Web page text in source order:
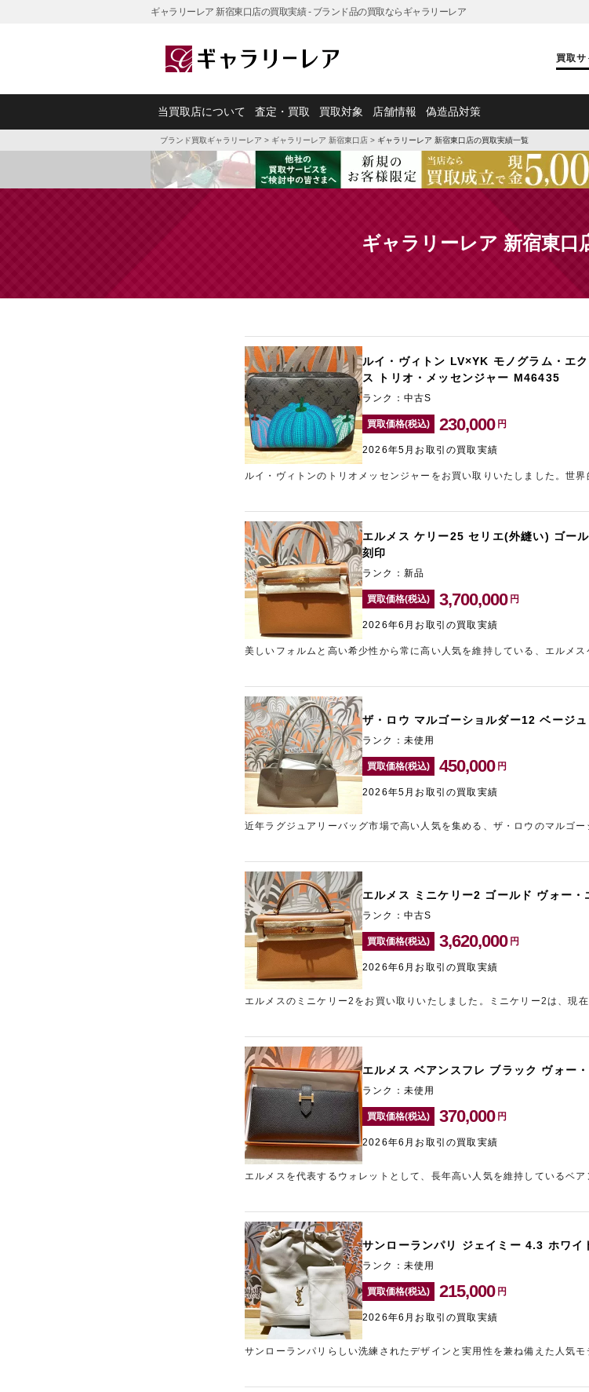
ギャラリーレア 新宿東口店の買取実績 - ブランド品の買取ならギャラリーレア
買取サ
当買取店について 査定・買取 買取対象 店舗情報 偽造品対策
ブランド買取ギャラリーレア > ギャラリーレア 新宿東口店 > ギャラリーレア 新宿東口店の買取実績一覧
ギャラリーレア 新宿東口
ルイ・ヴィトン LV×YK モノグラム・エ
ス トリオ・メッセンジャー M46435
ランク：中古S
買取価格(税込) 230,000 円
2026年5月お取引の買取実績
ルイ・ヴィトンのトリオメッセンジャーをお買い取りいたしました。世
ンコレクションとして展開された人気モデルです。通常モデルにはない
デルは生産数が限られているため希少性が高いため、高価買取させてい
方は、ぜひ新宿東口にあるブランド買取店「ギャラリーレア新宿東口店」
エルメス ケリー25 セリエ(外縫い) ゴー
刻印
ランク：新品
買取価格(税込) 3,700,000 円
2026年6月お取引の買取実績
美しいフォルムと高い希少性から常に高い人気を維持している、エルメ
様のエプソン素材は型崩れしにくく、シャープなシルエットを長期間維
25は流通数が少なく、国内外問わず需要が非常に高いため、高い査定額
ケリーがございましたら、新宿東口のブランド買取店「ギャラリーレア新
ザ・ロウ マルゴーショルダー12 ベージ
ランク：未使用
買取価格(税込) 450,000 円
2026年5月お取引の買取実績
近年ラグジュアリーバッグ市場で高い人気を集める、ザ・ロウのマルゴ
プルながら上質なレザーと洗練されたデザインが評価されており、国内
いため、しっかりとした金額を提示させていただきました。どれくらい
で、ブランド品の売却は新宿東口のブランド買取店「ギャラリーレア新
エルメス ミニケリー2 ゴールド ヴォー
ランク：中古S
買取価格(税込) 3,620,000 円
2026年6月お取引の買取実績
エルメスのミニケリー2をお買い取りいたしました。ミニケリー2は、現
の一つとして知られており、世界中で高い需要を誇ります。今回のお品
新品同様の非常に良好なコンディションでお持ち込みいただけたため、
た。お持ちのエルメスの査定額が気になる方は、新宿東口エリアのブラ
相談ください。
エルメス ベアンスフレ ブラック ヴォー
ランク：未使用
買取価格(税込) 370,000 円
2026年6月お取引の買取実績
エルメスを代表するウォレットとして、長年高い人気を維持しているベ
特にブラック×ゴールド金具は定番かつ需要の高い組み合わせであり、
や状態が重視されるブランドであり、人気カラー・人気素材・良好なコ
査定でのお買い取りをさせていただきました。ご不要になられたエルメ
ンド買取店「ギャラリーレア新宿東口店」までお問い合わせください。
サンローランパリ ジェイミー 4.3 ホワ
ランク：未使用
買取価格(税込) 215,000 円
2026年6月お取引の買取実績
サンローランパリらしい洗練されたデザインと実用性を兼ね備えた人気
い取りをさせていただきました。近年は大型のショルダーバッグ需要が